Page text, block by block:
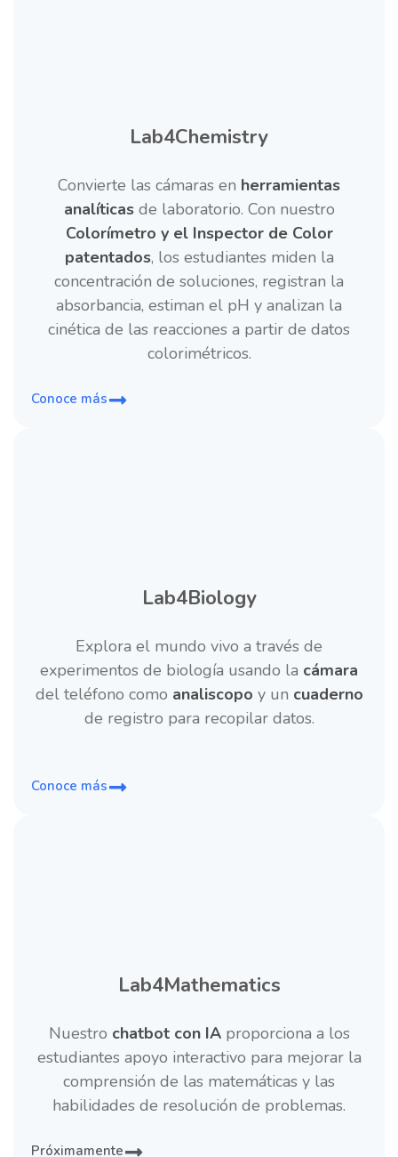
Lab4Chemistry
Convierte las cámaras en herramientas
analíticasde laboratorio. Con nuestro
Colorímetro y el Inspector de Color
patentados, los estudiantes miden la
concentración de soluciones, registran la
absorbancia, estiman el pH y analizan la
cinética de las reacciones a partir de datos
colorimétricos.
Conoce más
Lab4Biology
Explora el mundo vivo a través de
experimentos de biología usando la cámara
del teléfono como analiscopo y un cuaderno
de registro para recopilar datos.
Conoce más
Lab4Mathematics
Nuestro chatbot con IAproporciona a los
estudiantes apoyo interactivo para mejorar la
comprensión de las matemáticas y las
habilidades de resolución de problemas.
Próximamente